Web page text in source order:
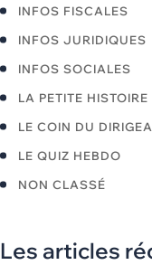
INFOS FISCALES
INFOS JURIDIQUES
INFOS SOCIALES
LA PETITE
LE COIN DU
LE QUIZ HEBDO
NON CLASSÉ
Les articles